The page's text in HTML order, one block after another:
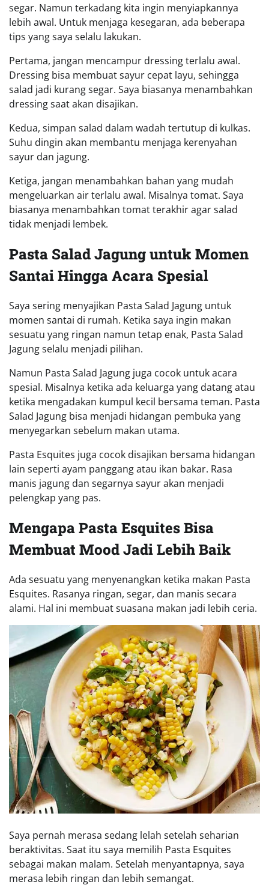
segar. Namun terkadang kita ingin menyiapkannya
lebih awal. Untuk menjaga kesegaran, ada beberapa
tips yang saya selalu lakukan.
Pertama, jangan mencampur dressing terlalu awal.
Dressing bisa membuat sayur cepat layu, sehingga
salad jadi kurang segar. Saya biasanya menambahkan
dressing saat akan disajikan.
Kedua, simpan salad dalam wadah tertutup di kulkas.
Suhu dingin akan membantu menjaga kerenyahan
sayur dan jagung.
Ketiga, jangan menambahkan bahan yang mudah
mengeluarkan air terlalu awal. Misalnya tomat. Saya
biasanya menambahkan tomat terakhir agar salad
tidak menjadi lembek.
Pasta Salad Jagung untuk Momen
Santai Hingga Acara Spesial
Saya sering menyajikan Pasta Salad Jagung untuk
momen santai di rumah. Ketika saya ingin makan
sesuatu yang ringan namun tetap enak, Pasta Salad
Jagung selalu menjadi pilihan.
Namun Pasta Salad Jagung juga cocok untuk acara
spesial. Misalnya ketika ada keluarga yang datang atau
ketika mengadakan kumpul kecil bersama teman. Pasta
Salad Jagung bisa menjadi hidangan pembuka yang
menyegarkan sebelum makan utama.
Pasta Esquites juga cocok disajikan bersama hidangan
lain seperti ayam panggang atau ikan bakar. Rasa
manis jagung dan segarnya sayur akan menjadi
pelengkap yang pas.
Mengapa Pasta Esquites Bisa
Membuat Mood Jadi Lebih Baik
Ada sesuatu yang menyenangkan ketika makan Pasta
Esquites. Rasanya ringan, segar, dan manis secara
alami. Hal ini membuat suasana makan jadi lebih ceria.
Saya pernah merasa sedang lelah setelah seharian
beraktivitas. Saat itu saya memilih Pasta Esquites
sebagai makan malam. Setelah menyantapnya, saya
merasa lebih ringan dan lebih semangat.